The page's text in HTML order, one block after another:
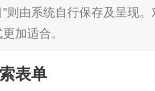
”则由系统自行保存及呈现
加适合。
表单